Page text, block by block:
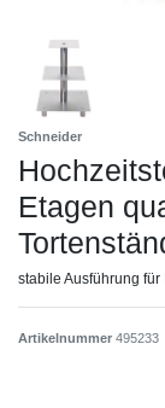
Schneider
Etagen
stabile Ausführung
Artikelnummer 495233